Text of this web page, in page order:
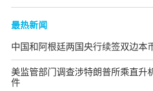
最热新闻
中国和阿根廷两国央行续签双边本
美监管部门调查涉特朗普所乘直升
件